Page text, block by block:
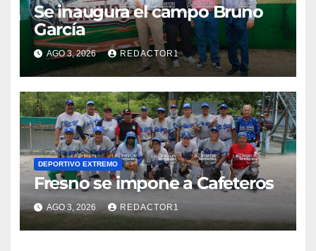
Se inaugura el campo Bruno
García
AGO 3, 2026 REDACTOR1
DEPORTIVO EXTREMO
Fresno se impone a Cafeteros
AGO 3, 2026 REDACTOR1